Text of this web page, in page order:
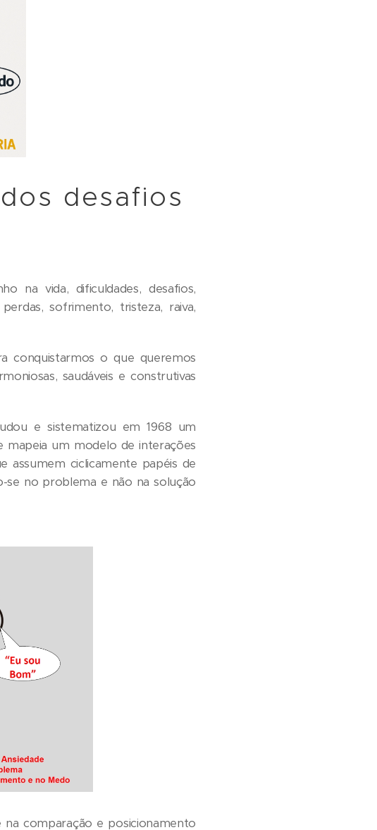
desafios
na vida, dificuldades, desafios,
sofrimento, tristeza, raiva,
conquistarmos o que queremos
saudáveis e construtivas
e sistematizou em 1968 um
mapeia um modelo de interações
ciclicamente papéis de
se no problema e não na solução
comparação e posicionamento